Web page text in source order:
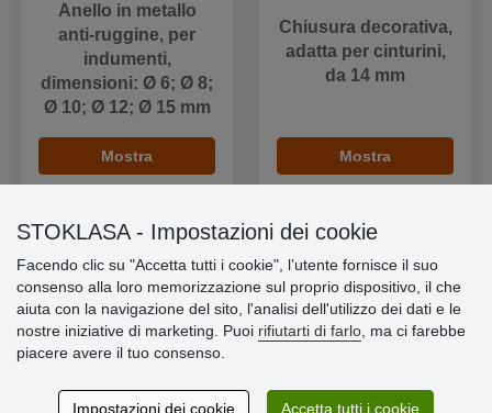
Anello in metallo
anti-ruggine, per
indumenti,
dimensioni: Ø 6; Ø 8;
Ø 10; Ø 12; Ø 15 mm
Mostra
Chiusura decorativa,
adatta per cinturini,
da 14 mm
Mostra
Informazioni importanti
» Impostazioni dei cookie
» Termini & Condizioni
» Consegna e pagamento
STOKLASA - Impostazioni dei cookie
Facendo clic su "Accetta tutti i cookie", l’utente fornisce il suo
consenso alla loro memorizzazione sul proprio dispositivo, il che
aiuta con la navigazione del sito, l'analisi dell'utilizzo dei dati e le
nostre iniziative di marketing. Puoi rifiutarti di farlo , ma ci farebbe
piacere avere il tuo consenso.
Impostazioni dei cookie Accetta tutti i cookie